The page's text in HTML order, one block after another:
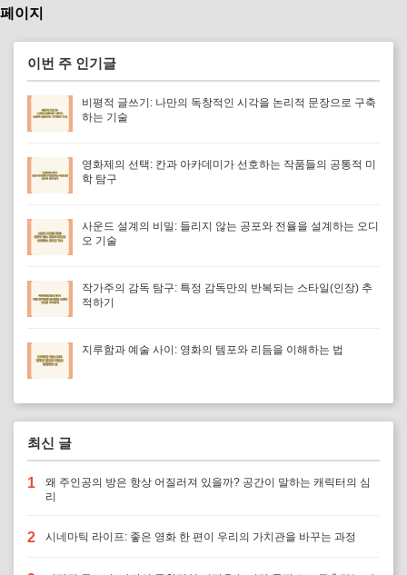
페이지
이번 주 인기글
비평적 글쓰기: 나만의 독창적인 시각을 논리적 문장으로 구축
하는 기술
영화제의 선택: 칸과 아카데미가 선호하는 작품들의 공통적 미
학 탐구
사운드 설계의 비밀: 들리지 않는 공포와 전율을 설계하는 오디
오 기술
작가주의 감독 탐구: 특정 감독만의 반복되는 스타일(인장) 추
적하기
지루함과 예술 사이: 영화의 템포와 리듬을 이해하는 법
최신 글
1
왜 주인공의 방은 항상 어질러져 있을까? 공간이 말하는 캐릭터의 심
리
2 시네마틱 라이프: 좋은 영화 한 편이 우리의 가치관을 바꾸는 과정